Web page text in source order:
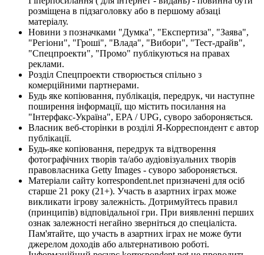
розміщена в підзаголовку або в першому абзаці
матеріалу.
Новини з позначками "Думка", "Експертиза", "Заява",
"Регіони", "Гроші", "Влада", "Вибори", "Тест-драйв",
"Спецпроекти", "Промо" публікуються на правах
реклами.
Розділ Спецпроекти створюється спільно з
комерційними партнерами.
Будь яке копіювання, публікація, передрук, чи наступне
поширення інформації, що містить посилання на
"Інтерфакс-Україна", EPA / UPG, суворо забороняється.
Власник веб-сторінки в розділі Я-Корреспондент є автор
публікації.
Будь-яке копіювання, передрук та відтворення
фотографічних творів та/або аудіовізуальних творів
правовласника Getty Images - суворо забороняється.
Матеріали сайту korrespondent.net призначені для осіб
старше 21 року (21+). Участь в азартних іграх може
викликати ігрову залежність. Дотримуйтесь правил
(принципів) відповідальної гри. При виявленні перших
ознак залежності негайно зверніться до спеціаліста.
Пам'ятайте, що участь в азартних іграх не може бути
джерелом доходів або альтернативою роботі.